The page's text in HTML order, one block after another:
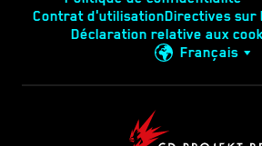
Contrat d'utilisationDirectives sur
Déclaration relative aux
Français